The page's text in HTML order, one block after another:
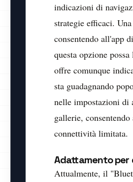
indicazioni di
strategie efficaci.
consentendo all'app
questa opzione
offre comunque
sta guadagnando
nelle impostazioni di
gallerie,
connettività limitata.
Adattamento per
Attualmente, il